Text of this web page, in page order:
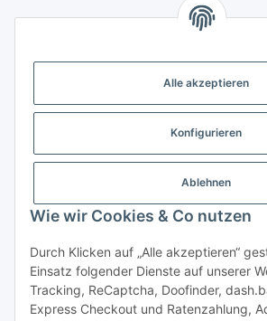
Alle akzeptieren
Konfigurieren
Ablehnen
Wie wir Cookies & Co nutzen
Durch Klicken auf „Alle akzeptieren“
Einsatz folgender Dienste auf unserer
Tracking, ReCaptcha, Doofinder,
Express Checkout und Ratenzahlung,
Gesetzliche Informationen
Weitere Informationen
Support - Hilfe
Modellbau Großhandel
Vertrag widerrufen